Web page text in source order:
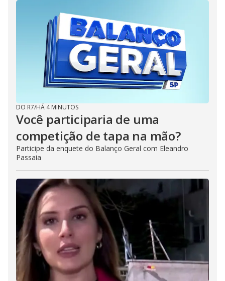
DO R7/HÁ 4 MINUTOS
Você participaria de uma
competição de tapa na mão?
Participe da enquete do Balanço Geral com Eleandro
Passaia